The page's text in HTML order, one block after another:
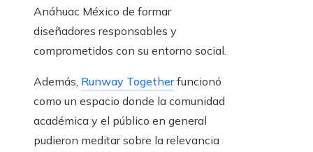
Anáhuac México de formar
diseñadores responsables y
comprometidos con su entorno social.
Además, Runway Togetherfuncionó
como un espacio donde la comunidad
académica y el público en general
pudieron meditar sobre la relevancia